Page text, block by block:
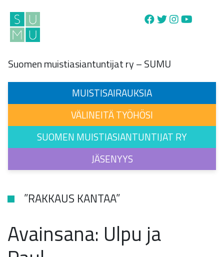
Main Navigation
Suomen muistiasiantuntijat ry – SUMU
MUISTISAIRAUKSIA
VÄLINEITÄ TYÖHÖSI
SUOMEN MUISTIASIANTUNTIJAT RY
JÄSENYYS
”RAKKAUS KANTAA”
Avainsana: Ulpu ja